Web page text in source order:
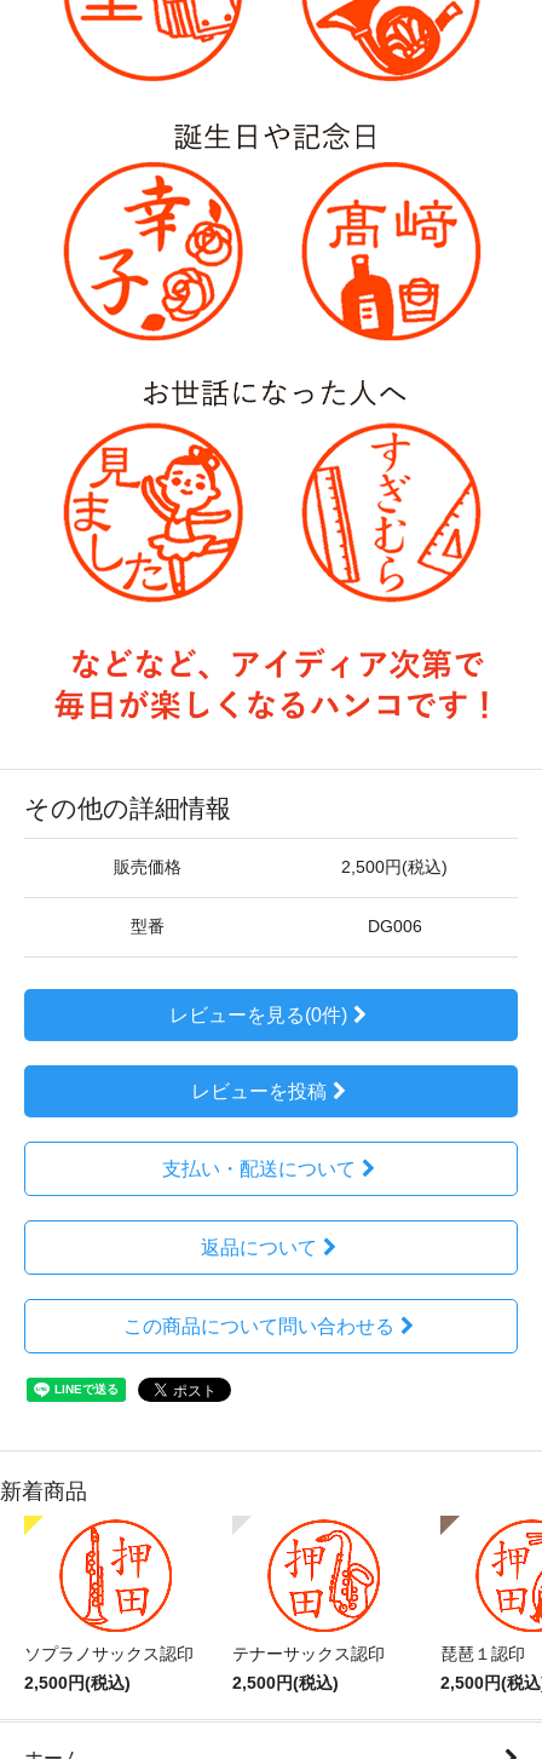
その他の詳細情報
販売価格 2,500円(税込)
型番 DG006
レビューを見る(0件)
レビューを投稿
支払い・配送について
返品について
この商品について問い合わせる
新着商品
ソプラノサックス認印
2,500円(税込)
テナーサックス認印
2,500円(税込)
琵琶１認印
2,500円(税